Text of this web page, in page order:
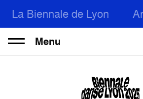
La Biennale de Lyon
Menu